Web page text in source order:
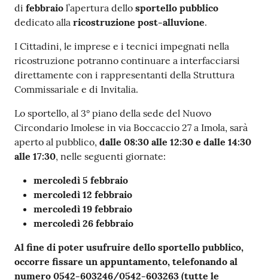
di febbraio l’apertura dello sportello pubblico
dedicato alla ricostruzione post-alluvione.
I Cittadini, le imprese e i tecnici impegnati nella
ricostruzione potranno continuare a interfacciarsi
direttamente con i rappresentanti della Struttura
Commissariale e di Invitalia.
Lo sportello, al 3° piano della sede del Nuovo
Circondario Imolese in via Boccaccio 27 a Imola, sarà
aperto al pubblico, dalle 08:30 alle 12:30 e dalle 14:30
alle 17:30, nelle seguenti giornate:
mercoledì 5 febbraio
mercoledì 12 febbraio
mercoledì 19 febbraio
mercoledì 26 febbraio
Al fine di poter usufruire dello sportello pubblico,
occorre fissare un appuntamento, telefonando al
numero 0542-603246/0542-603263 (tutte le